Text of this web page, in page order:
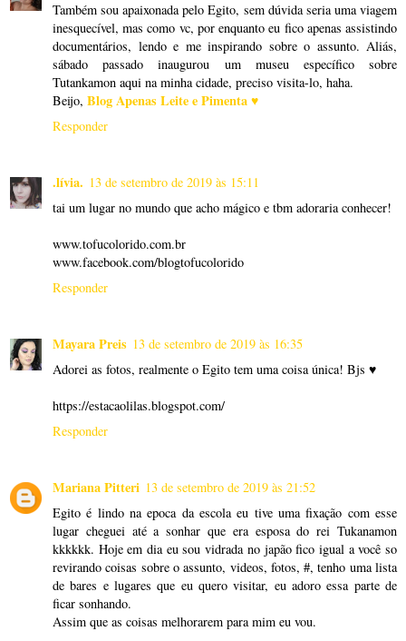
Também sou apaixonada pelo Egito, sem dúvida seria uma viagem
inesquecível, mas como vc, por enquanto eu fico apenas assistindo
documentários, lendo e me inspirando sobre o assunto. Aliás,
sábado passado inaugurou um museu específico sobre
Tutankamon aqui na minha cidade, preciso visita-lo, haha.
Beijo, Blog Apenas Leite e Pimenta ♥
Responder
.lívia. 13 de setembro de 2019 às 15:11
tai um lugar no mundo que acho mágico e tbm adoraria conhecer!
www.tofucolorido.com.br
www.facebook.com/blogtofucolorido
Responder
Mayara Preis 13 de setembro de 2019 às 16:35
Adorei as fotos, realmente o Egito tem uma coisa única! Bjs ♥
https://estacaolilas.blogspot.com/
Responder
Mariana Pitteri 13 de setembro de 2019 às 21:52
Egito é lindo na epoca da escola eu tive uma fixação com esse
lugar cheguei até a sonhar que era esposa do rei Tukanamon
kkkkkk. Hoje em dia eu sou vidrada no japão fico igual a você so
revirando coisas sobre o assunto, videos, fotos, #, tenho uma lista
de bares e lugares que eu quero visitar, eu adoro essa parte de
ficar sonhando.
Assim que as coisas melhorarem para mim eu vou.